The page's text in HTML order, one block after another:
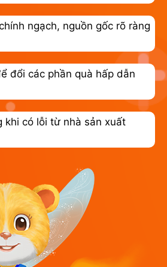
ngạch, nguồn gốc rõ ràng
đổi các phần quà hấp dẫn
khi có lỗi từ nhà sản xuất